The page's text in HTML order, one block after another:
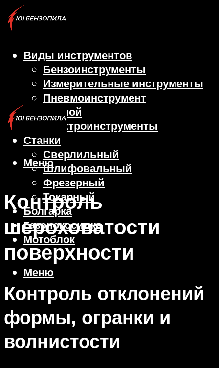
Виды инструментов
Бензоинструменты
Измерительные инструменты
Пневмоинструмент
Ручной
Электроинструменты
Станки
Сверлильный
Шлифовальный
Фрезерный
Токарный
Болгарка
Газонокосилка
Мотоблок
Меню
Меню
Контроль
шероховатости
поверхности
Контроль отклонений
формы, огранки и
волнистости